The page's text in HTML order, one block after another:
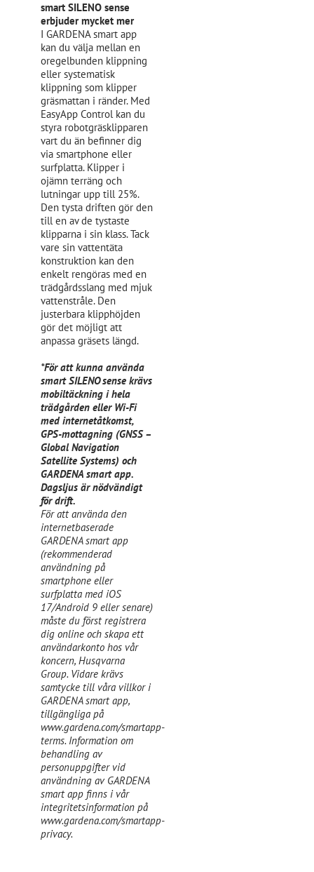
smart SILENO sense
erbjuder mycket mer
I GARDENA smart app
kan du välja mellan en
oregelbunden klippning
eller systematisk
klippning som klipper
gräsmattan i ränder. Med
EasyApp Control kan du
styra robotgräsklipparen
vart du än befinner dig
via smartphone eller
surfplatta. Klipper i
ojämn terräng och
lutningar upp till 25%.
Den tysta driften gör den
till en av de tystaste
klipparna i sin klass. Tack
vare sin vattentäta
konstruktion kan den
enkelt rengöras med en
trädgårdsslang med mjuk
vattenstråle. Den
justerbara klipphöjden
gör det möjligt att
anpassa gräsets längd.
*För att kunna använda
smart SILENO sense krävs
mobiltäckning i hela
trädgården eller Wi-Fi
med internetåtkomst,
GPS-mottagning (GNSS –
Global Navigation
Satellite Systems) och
GARDENA smart app.
Dagsljus är nödvändigt
för drift.
För att använda den
internetbaserade
GARDENA smart app
(rekommenderad
användning på
smartphone eller
surfplatta med iOS
17/Android 9 eller senare)
måste du först registrera
dig online och skapa ett
användarkonto hos vår
koncern, Husqvarna
Group. Vidare krävs
samtycke till våra villkor i
GARDENA smart app,
tillgängliga på
www.gardena.com/smartapp-
terms. Information om
behandling av
personuppgifter vid
användning av GARDENA
smart app finns i vår
integritetsinformation på
www.gardena.com/smartapp-
privacy.